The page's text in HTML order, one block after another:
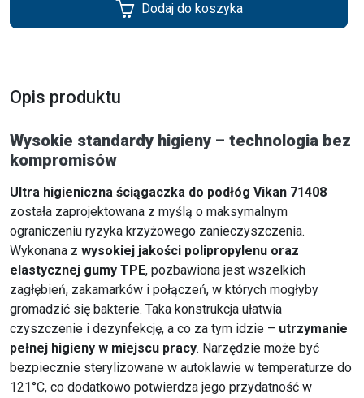
Dodaj do koszyka
Opis produktu
Wysokie standardy higieny – technologia bez
kompromisów
Ultra higieniczna ściągaczka do podłóg Vikan 71408
została zaprojektowana z myślą o maksymalnym
ograniczeniu ryzyka krzyżowego zanieczyszczenia.
Wykonana z wysokiej jakości polipropylenu oraz
elastycznej gumy TPE, pozbawiona jest wszelkich
zagłębień, zakamarków i połączeń, w których mogłyby
gromadzić się bakterie. Taka konstrukcja ułatwia
czyszczenie i dezynfekcję, a co za tym idzie – utrzymanie
pełnej higieny w miejscu pracy. Narzędzie może być
bezpiecznie sterylizowane w autoklawie w temperaturze do
121°C, co dodatkowo potwierdza jego przydatność w